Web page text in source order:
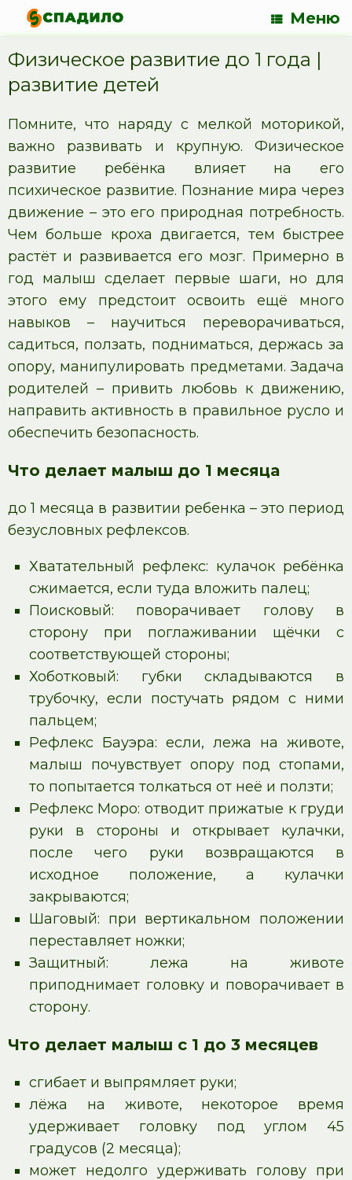
Меню
Физическое развитие до 1 года |
развитие детей
Помните, что наряду с мелкой моторикой,
важно развивать и крупную. Физическое
развитие ребёнка влияет на его
психическое развитие. Познание мира через
движение – это его природная потребность.
Чем больше кроха двигается, тем быстрее
растёт и развивается его мозг. Примерно в
год малыш сделает первые шаги, но для
этого ему предстоит освоить ещё много
навыков – научиться переворачиваться,
садиться, ползать, подниматься, держась за
опору, манипулировать предметами. Задача
родителей – привить любовь к движению,
направить активность в правильное русло и
обеспечить безопасность.
Что делает малыш до 1 месяца
до 1 месяца в развитии ребенка – это период
безусловных рефлексов.
Хватательный рефлекс: кулачок ребёнка
сжимается, если туда вложить палец;
Поисковый: поворачивает голову в
сторону при поглаживании щёчки с
соответствующей стороны;
Хоботковый: губки складываются в
трубочку, если постучать рядом с ними
пальцем;
Рефлекс Бауэра: если, лежа на животе,
малыш почувствует опору под стопами,
то попытается толкаться от неё и ползти;
Рефлекс Моро: отводит прижатые к груди
руки в стороны и открывает кулачки,
после чего руки возвращаются в
исходное положение, а кулачки
закрываются;
Шаговый: при вертикальном положении
переставляет ножки;
Защитный: лежа на животе
приподнимает головку и поворачивает в
сторону.
Что делает малыш с 1 до 3 месяцев
сгибает и выпрямляет руки;
лёжа на животе, некоторое время
удерживает головку под углом 45
градусов (2 месяца);
может недолго удерживать голову при